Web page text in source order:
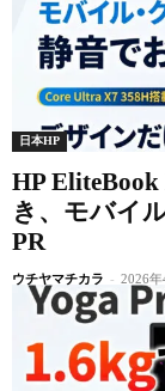
日本HP
HP
き、モバイ
PR
ウチヤマチカラ - 2026年